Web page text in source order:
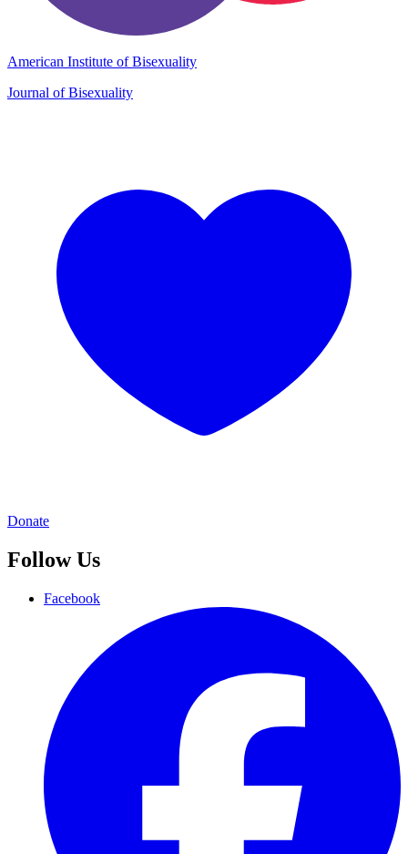
American Institute of Bisexuality
Journal of Bisexuality
Donate
Follow Us
Facebook